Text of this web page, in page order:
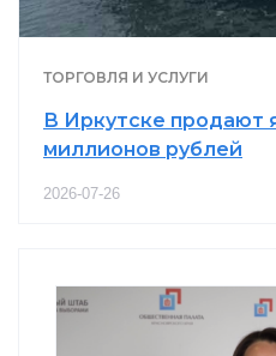
ТОРГОВЛЯ И УСЛУГИ
В Иркутске продают
миллионов рублей
2026-07-26